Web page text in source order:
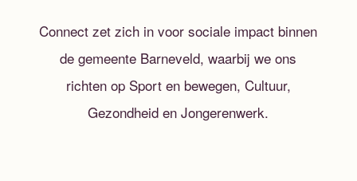
Connect zet zich in voor sociale impact binnen
de gemeente Barneveld, waarbij we ons
richten op Sport en bewegen, Cultuur,
Gezondheid en Jongerenwerk.